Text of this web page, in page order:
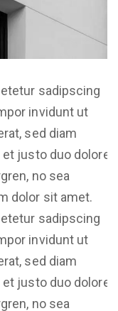
sadipscing
invidunt ut
sed diam
justo duo dolores
no sea
dolor sit amet.
sadipscing
invidunt ut
sed diam
justo duo dolores
no sea